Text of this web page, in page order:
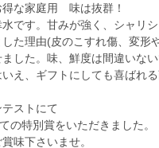
な家庭用 味は抜群！
水です。甘みが強く、シャリ
した理由(皮のこすれ傷、変形
した。味、鮮度は間違いない
え、ギフトにしても喜ばれる
ストにて
特別賞をいただきました。
味下さいませ。